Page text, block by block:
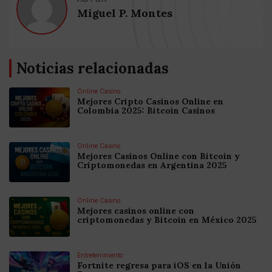
Miguel P. Montes
Noticias relacionadas
Online Casino
Mejores Cripto Casinos Online en
Colombia 2025: Bitcoin Casinos
Online Casino
Mejores Casinos Online con Bitcoin y
Criptomonedas en Argentina 2025
Online Casino
Mejores casinos online con
criptomonedas y Bitcoin en México 2025
Entretenimiento
Fortnite regresa para iOS en la Unión